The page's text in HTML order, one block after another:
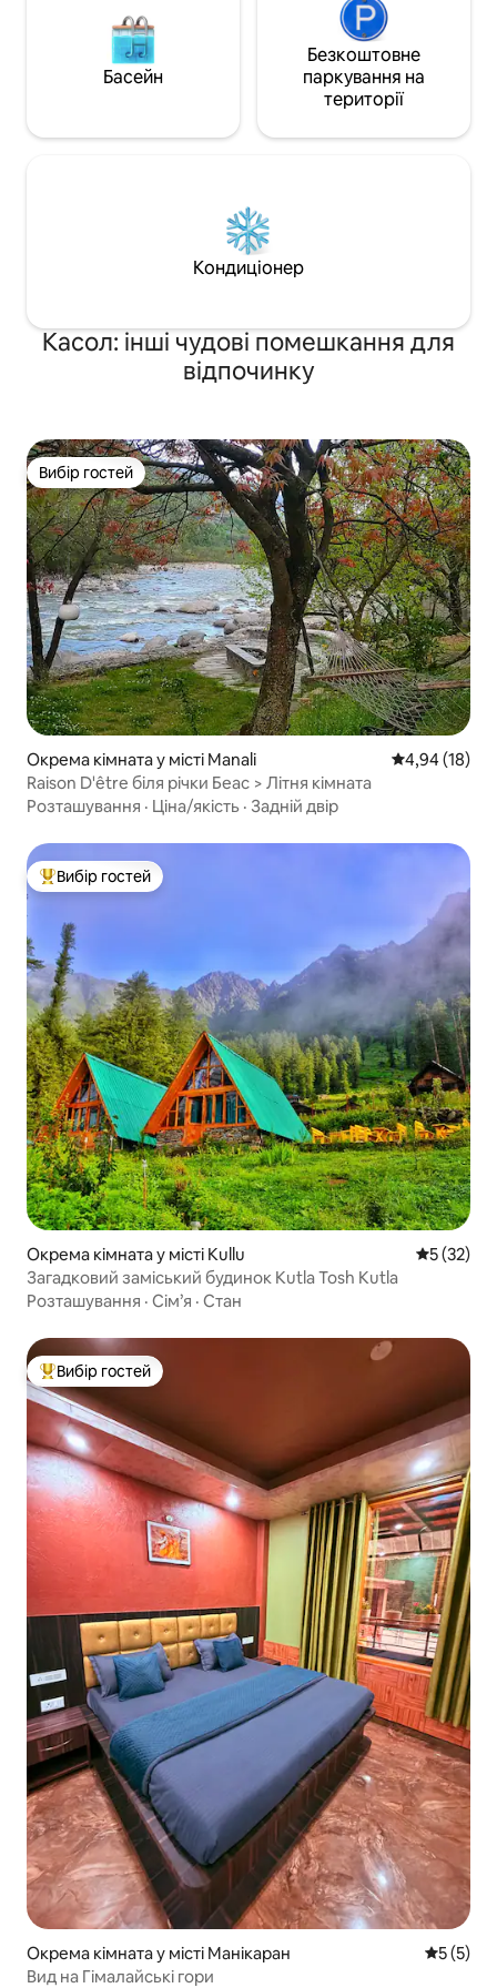
Басейн
Безкоштовне
паркування на
території
Кондиціонер
Касол: інші чудові помешкання для
відпочинку
Вибір гостей
Вибір гостей
Окрема кімната у місті Manali Середня
4,94 (18)
Raison D'être біля річки Беас > Літня кімната
Розташування · Ціна/якість · Задній двір
Топ вибір гостей
Вибір гостей
Окрема кімната у місті Kullu Середня
5 (32)
Загадковий заміський будинок Kutla Tosh Kutla
Розташування · Сім’я · Стан
Топ вибір гостей
Вибір гостей
Окрема кімната у місті Манікаран Середня
5 (5)
Вид на Гімалайські гори